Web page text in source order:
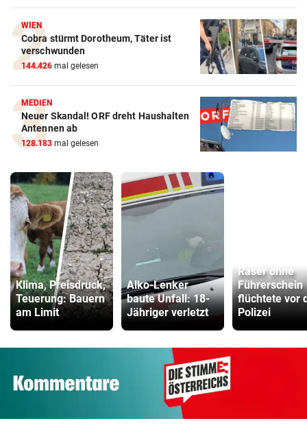
WIEN
Cobra stürmt Dorotheum, Täter ist
verschwunden
144.426 mal gelesen
MEDIEN
Neuer Skandal! ORF dreht Haushalten
Antennen ab
128.183 mal gelesen
Klima, Preisdruck,
Teuerung: Bauern
am Limit
Alko-Lenker
baute Unfall: 18-
Jähriger verletzt
Raser ohne
Führerschein
flüchtete vor
Polizei